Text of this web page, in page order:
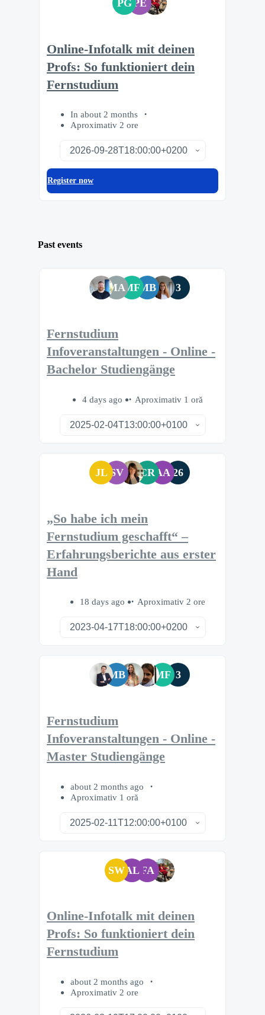
PG PE
Online-Infotalk mit deinen
Profs: So funktioniert dein
Fernstudium
In about 2 months
Aproximativ 2 ore
Register now
Past events
MAMFMB 3
Fernstudium
Infoveranstaltungen - Online -
Bachelor Studiengänge
4 days ago Aproximativ 1 oră
JL SV CR AA 26
„So habe ich mein
Fernstudium geschafft“ –
Erfahrungsberichte aus erster
Hand
18 days ago Aproximativ 2 ore
MB MF 3
Fernstudium
Infoveranstaltungen - Online -
Master Studiengänge
about 2 months ago
Aproximativ 1 oră
SWAL FA
Online-Infotalk mit deinen
Profs: So funktioniert dein
Fernstudium
about 2 months ago
Aproximativ 2 ore